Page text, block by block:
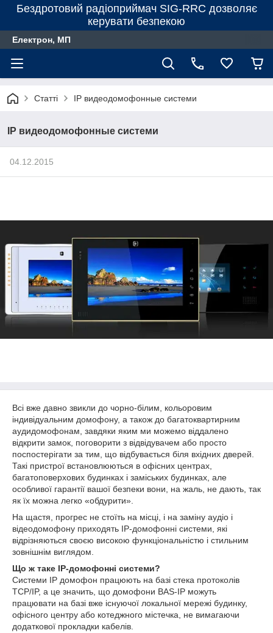
Бездротовий радіоприймач SIG-RRC дозволяє
керувати безпекою
Електрон, МП
Статті IP видеодомофонные системи
IP видеодомофонные системи
04.12.2015
Всі вже давно звикли до чорно-білим, кольоровим
індивідуальним домофону, а також до багатоквартирним
аудидомофонам, завдяки яким ми можемо віддалено
відкрити замок, поговорити з відвідувачем або просто
поспостерігати за тим, що відбувається біля вхідних дверей.
Такі пристрої встановлюються в офісних центрах,
багатоповерхових будинках і заміських будинках, але
особливої гарантії вашої безпеки вони, на жаль, не дають, так
як їх можна легко «обдурити».
На щастя, прогрес не стоїть на місці, і на заміну аудіо і
відеодомофону приходять IP-домофонні системи, які
відрізняються своєю високою функціональністю і стильним
зовнішнім виглядом.
Що ж таке IP-домофонні системи?
Системи IP домофон працюють на базі стека протоколів
TCP/IP, а це значить, що домофони BAS-IP можуть
працювати на базі вже існуючої локальної мережі будинку,
офісного центру або котеджного містечка, не вимагаючи
додаткової прокладки кабелів.